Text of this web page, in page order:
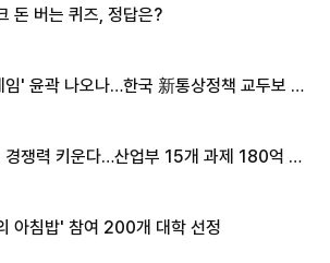
돈 버는 퀴즈, 정답은?
임' 윤곽 나오나…한국 新통상정책 교두보 활
경쟁력 키운다…산업부 15개 과제 180억 지
아침밥' 참여 200개 대학 선정